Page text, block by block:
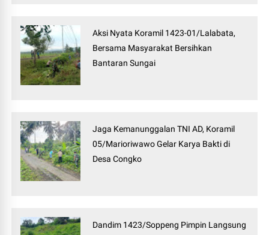
Aksi Nyata Koramil 1423-01/Lalabata,
Bersama Masyarakat Bersihkan
Bantaran Sungai
Jaga Kemanunggalan TNI AD, Koramil
05/Marioriwawo Gelar Karya Bakti di
Desa Congko
Dandim 1423/Soppeng Pimpin Langsung